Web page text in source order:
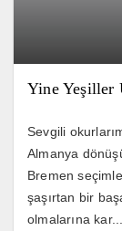
Yine Yeşiller
Sevgili
Almanya
Bremen
şaşırtan bir
olmalarına kar...